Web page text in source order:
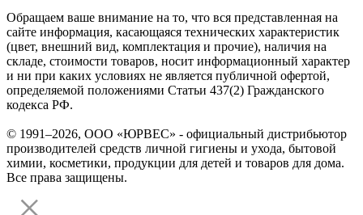
Обращаем ваше внимание на то, что вся представленная на
сайте информация, касающаяся технических характеристик
(цвет, внешний вид, комплектация и прочие), наличия на
складе, стоимости товаров, носит информационный характер
и ни при каких условиях не является публичной офертой,
определяемой положениями Статьи 437(2) Гражданского
кодекса РФ.
© 1991–2026, ООО «ЮРВЕС» - официальный дистрибьютор
производителей средств личной гигиены и ухода, бытовой
химии, косметики, продукции для детей и товаров для дома.
Все права защищены.